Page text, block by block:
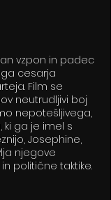
vzpon in padec
cesarja
Film se
neutrudljivi boj
nepotešljivega,
ki ga je imel s
Josephine,
njegove
politične taktike.